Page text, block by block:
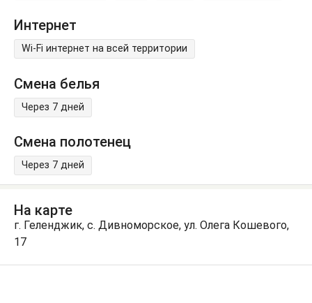
Интернет
Wi-Fi интернет на всей территории
Смена белья
Через 7 дней
Смена полотенец
Через 7 дней
На карте
г. Геленджик, с. Дивноморское, ул. Олега Кошевого,
17